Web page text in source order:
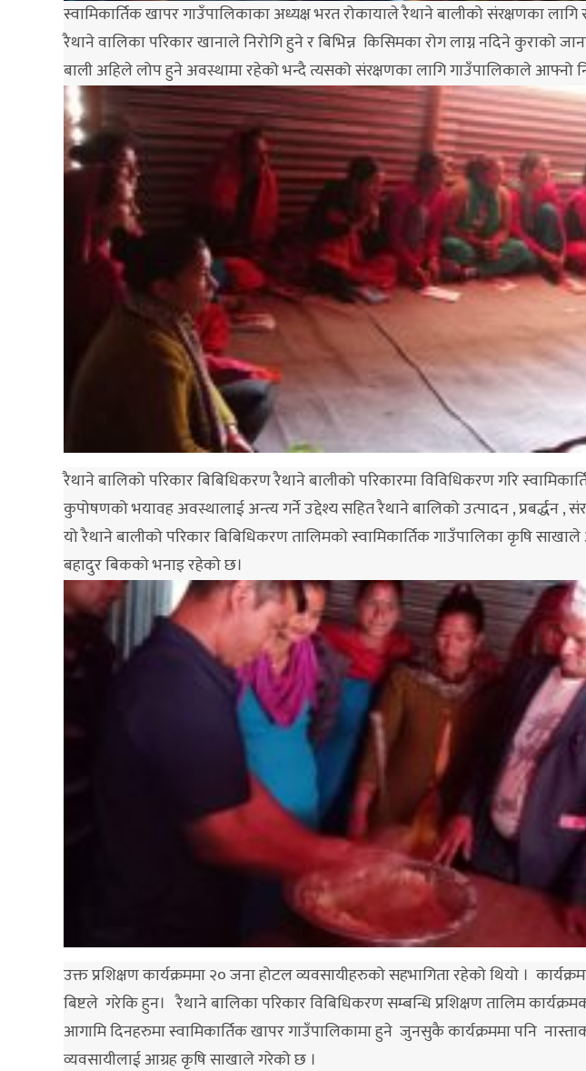
स्वामिकार्तिक खापर गाउँपालिकाका अध्यक्ष भरत रोकायाले रैथाने बालीको संरक्षणका लागि
रैथाने वालिका परिकार खानाले निरोगि हुने र बिभिन्न किसिमका रोग लाग्न नदिने कुराको
बाली अहिले लोप हुने अवस्थामा रहेको भन्दै त्यसको संरक्षणका लागि गाउँपालिकाले आफ्नो
रैथाने बालिको परिकार बिबिधिकरण रैथाने बालीको परिकारमा विविधिकरण गरि
कुपोषणको भयावह अवस्थालाई अन्त्य गर्ने उद्देश्य सहित रैथाने बालिको उत्पादन , प्रबर्द्धन
यो रैथाने बालीको परिकार बिबिधिकरण तालिमको स्वामिकार्तिक गाउँपालिका कृषि
बहादुर बिकको भनाइ रहेको छ।
उक्त प्रशिक्षण कार्यक्रममा २० जना होटल व्यवसायीहरुको सहभागिता रहेको थियो ।
बिष्टले गरेकि हुन। रैथाने बालिका परिकार विबिधिकरण सम्बन्धि प्रशिक्षण तालिम
आगामि दिनहरुमा स्वामिकार्तिक खापर गाउँपालिकामा हुने जुनसुकै कार्यक्रममा पनि
व्यवसायीलाई आग्रह कृषि साखाले गरेको छ ।